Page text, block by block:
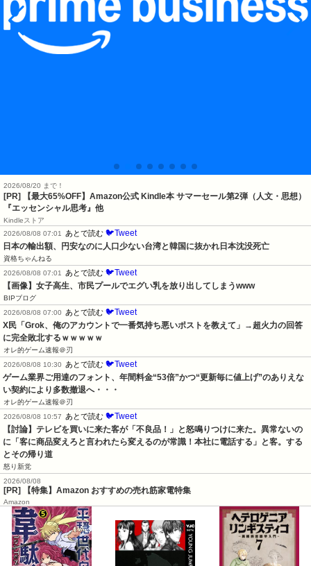
2026/08/20 まで！
[PR]
【最大65%OFF】Amazon公式 Kindle本 サマーセール第2弾（人文・思想）
『エッセンシャル思考』他
Kindleストア
2026/08/08 07:01
あとで読む 🐦Tweet
日本の輸出額、円安なのに人口少ない台湾と韓国に抜かれ日本沈没死亡
資格ちゃんねる
2026/08/08 07:01
あとで読む 🐦Tweet
【画像】女子高生、市民プールでエグい乳を放り出してしまうwww
BIPブログ
2026/08/08 07:00
あとで読む 🐦Tweet
X民「Grok、俺のアカウントで一番気持ち悪いポストを教えて」→超火力の回答
に完全敗北するｗｗｗｗｗ
オレ的ゲーム速報＠刃
2026/08/08 10:30
あとで読む 🐦Tweet
ゲーム業界ご用達のフォント、年間料金“53倍”かつ“更新毎に値上げ”のありえな
い契約により多数撤退へ・・・
オレ的ゲーム速報＠刃
2026/08/08 10:57
あとで読む 🐦Tweet
【討論】テレビを買いに来た客が「不良品！」と怒鳴りつけに来た。異常ないの
に「客に商品変えろと言われたら変えるのが常識！本社に電話する」と客。する
とその帰り道
怒り新党
2026/08/08
[PR] 【特集】Amazon おすすめの売れ筋家電特集
Amazon